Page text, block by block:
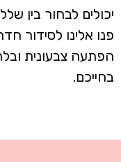
יכולים לבחור בין
פנו אלינו לסידור
הפתעה צבעונית
בחייכם.